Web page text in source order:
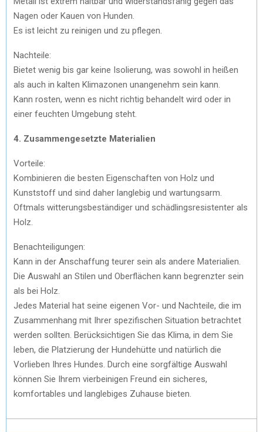
Nagen oder Kauen von Hunden.
Es ist leicht zu reinigen und zu pflegen.
Nachteile:
Bietet wenig bis gar keine Isolierung, was sowohl in heißen
als auch in kalten Klimazonen unangenehm sein kann.
Kann rosten, wenn es nicht richtig behandelt wird oder in
einer feuchten Umgebung steht.
4. Zusammengesetzte Materialien
Vorteile:
Kombinieren die besten Eigenschaften von Holz und
Kunststoff und sind daher langlebig und wartungsarm.
Oftmals witterungsbeständiger und schädlingsresistenter als
Holz.
Benachteiligungen:
Kann in der Anschaffung teurer sein als andere Materialien.
Die Auswahl an Stilen und Oberflächen kann begrenzter sein
als bei Holz.
Jedes Material hat seine eigenen Vor- und Nachteile, die im
Zusammenhang mit Ihrer spezifischen Situation betrachtet
werden sollten. Berücksichtigen Sie das Klima, in dem Sie
leben, die Platzierung der Hundehütte und natürlich die
Vorlieben Ihres Hundes. Durch eine sorgfältige Auswahl
können Sie Ihrem vierbeinigen Freund ein sicheres,
komfortables und langlebiges Zuhause bieten.